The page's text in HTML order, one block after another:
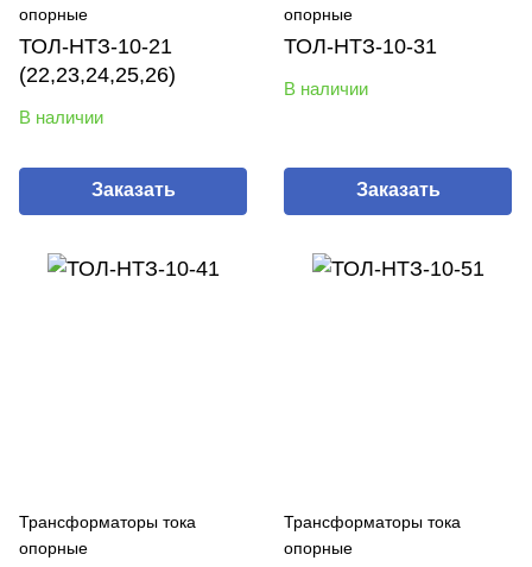
опорные
ТОЛ-НТЗ-10-21
(22,23,24,25,26)
В наличии
Заказать
опорные
ТОЛ-НТЗ-10-31
В наличии
Заказать
Трансформаторы тока
опорные
Трансформаторы тока
опорные